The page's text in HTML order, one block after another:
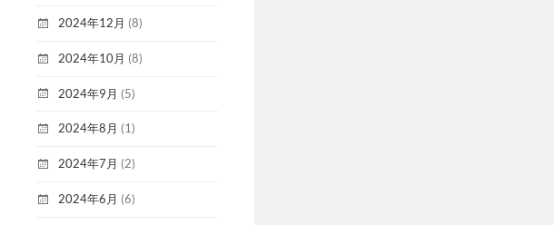
2024年12月 (8)
2024年10月 (8)
2024年9月 (5)
2024年8月 (1)
2024年7月 (2)
2024年6月 (6)